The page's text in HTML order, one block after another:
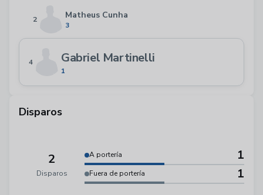
2 Matheus Cunha
3
4 Gabriel Martinelli
1
Disparos
2
Disparos
A portería 1
Fuera de portería 1